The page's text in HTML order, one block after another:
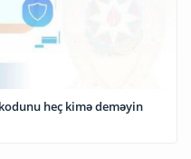
heç kimə deməyin